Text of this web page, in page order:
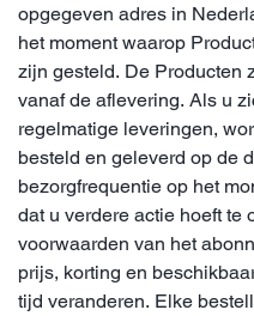
opgegeven adres in
het moment waarop
zijn gesteld. De Producten
vanaf de aflevering. Als u
regelmatige leveringen,
besteld en geleverd op de
bezorgfrequentie op het
dat u verdere actie hoeft te
voorwaarden van het
prijs, korting en
tijd veranderen. Elke